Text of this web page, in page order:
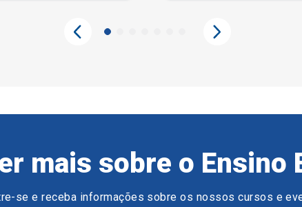
mais sobre o Ensino
se e receba informações sobre os nossos cursos e